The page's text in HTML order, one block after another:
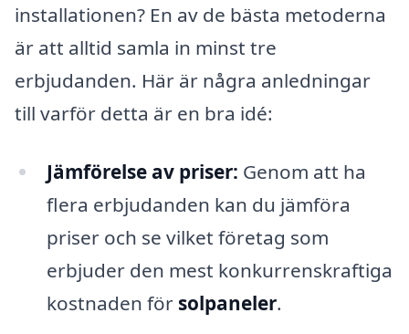
installationen? En av de bästa metoderna
är att alltid samla in minst tre
erbjudanden. Här är några anledningar
till varför detta är en bra idé:
Jämförelse av priser: Genom att ha
flera erbjudanden kan du jämföra
priser och se vilket företag som
erbjuder den mest konkurrenskraftiga
kostnaden för solpaneler.